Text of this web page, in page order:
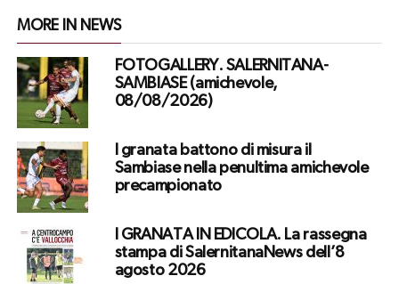
MORE IN NEWS
FOTOGALLERY. SALERNITANA-
SAMBIASE (amichevole,
08/08/2026)
I granata battono di misura il
Sambiase nella penultima amichevole
precampionato
I GRANATA IN EDICOLA. La rassegna
stampa di SalernitanaNews dell’8
agosto 2026